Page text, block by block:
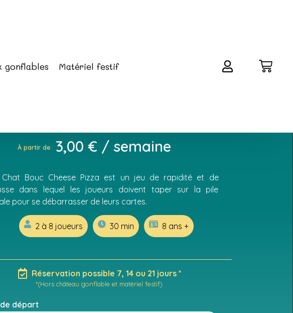
gonflables Matériel festif
À partir de 3,00 € / semaine
Chat Bouc Cheese Pizza est un jeu de rapidité et de
dans lequel les joueurs doivent taper sur la pile
pour se débarrasser de leurs cartes.
2 à 8 joueurs 30 min 8 ans +
Réservation possible 7, 14 ou 21 jours *
*(Hors château gonflable et matériel festif)
départ